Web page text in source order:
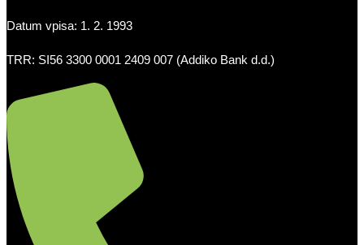
Datum vpisa: 1. 2. 1993
TRR: SI56 3300 0001 2409 007 (Addiko Bank d.d.)